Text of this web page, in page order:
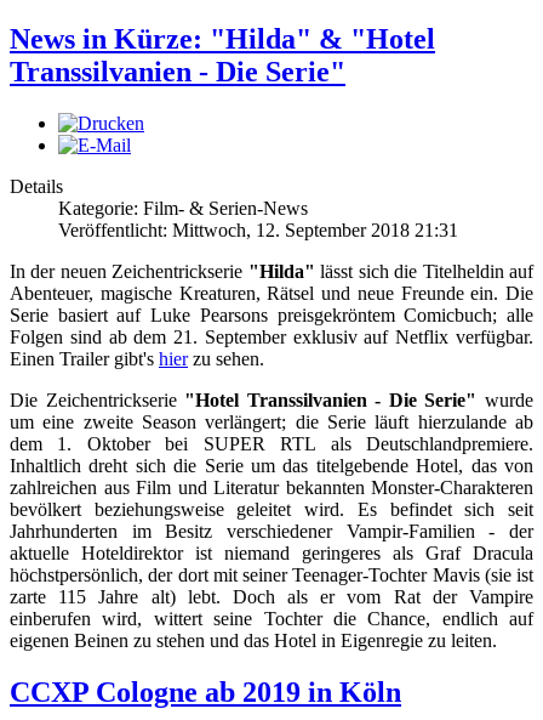
News in Kürze: "Hilda" & "Hotel
Transsilvanien - Die Serie"
Details
Kategorie: Film- & Serien-News
Veröffentlicht: Mittwoch, 12. September 2018 21:31
In der neuen Zeichentrickserie "Hilda" lässt sich die Titelheldin auf
Abenteuer, magische Kreaturen, Rätsel und neue Freunde ein. Die
Serie basiert auf Luke Pearsons preisgekröntem Comicbuch; alle
Folgen sind ab dem 21. September exklusiv auf Netflix verfügbar.
Einen Trailer gibt's hierzu sehen.
Die Zeichentrickserie "Hotel Transsilvanien - Die Serie" wurde
um eine zweite Season verlängert; die Serie läuft hierzulande ab
dem 1. Oktober bei SUPER RTL als Deutschlandpremiere.
Inhaltlich dreht sich die Serie um das titelgebende Hotel, das von
zahlreichen aus Film und Literatur bekannten Monster-Charakteren
bevölkert beziehungsweise geleitet wird. Es befindet sich seit
Jahrhunderten im Besitz verschiedener Vampir-Familien - der
aktuelle Hoteldirektor ist niemand geringeres als Graf Dracula
höchstpersönlich, der dort mit seiner Teenager-Tochter Mavis (sie ist
zarte 115 Jahre alt) lebt. Doch als er vom Rat der Vampire
einberufen wird, wittert seine Tochter die Chance, endlich auf
eigenen Beinen zu stehen und das Hotel in Eigenregie zu leiten.
CCXP Cologne ab 2019 in Köln